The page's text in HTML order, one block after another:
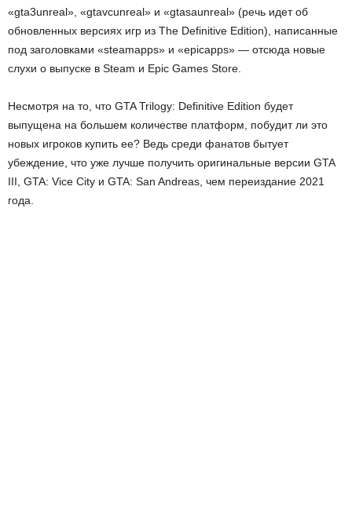
«gta3unreal», «gtavcunreal» и «gtasaunreal» (речь идет об
обновленных версиях игр из The Definitive Edition), написанные
под заголовками «steamapps» и «epicapps» — отсюда новые
слухи о выпуске в Steam и Epic Games Store.
Несмотря на то, что GTA Trilogy: Definitive Edition будет
выпущена на большем количестве платформ, побудит ли это
новых игроков купить ее? Ведь среди фанатов бытует
убеждение, что уже лучше получить оригинальные версии GTA
III, GTA: Vice City и GTA: San Andreas, чем переиздание 2021
года.